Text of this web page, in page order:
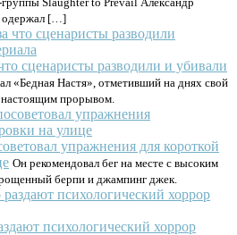
одержал […]
сценаристы разводили и убивали
«Бедная Настя», отметивший на днях свой
настоящим прорывом.
упражнения для короткой
Он рекомендовал бег на месте с высоким
берпи и джампинг джек.
психологический хоррор